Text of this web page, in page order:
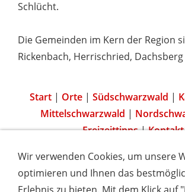
Schlücht.
Die Gemeinden im Kern der Region
Rickenbach, Herrischried,
Start| Orte| Südschwarzwald |
Mittelschwarzwald |
Freizeittipps|Kontakt
Wir verwenden Cookies, um unsere
optimieren und Ihnen das